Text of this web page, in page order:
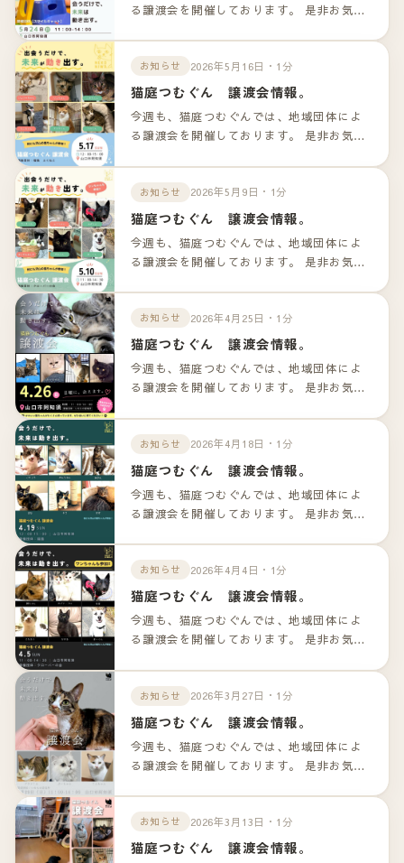
る譲渡会を開催しております。 是非お気軽
お知らせ 2026年5月16日・1分
猫庭つむぐん 譲渡会情報。
今週も、猫庭つむぐんでは、地域団体によ
る譲渡会を開催しております。 是非お気軽
ンクよりご確認下さいませ。
お知らせ 2026年5月9日・1分
猫庭つむぐん 譲渡会情報。
今週も、猫庭つむぐんでは、地域団体によ
る譲渡会を開催しております。 是非お気軽
お知らせ 2026年4月25日・1分
猫庭つむぐん 譲渡会情報。
今週も、猫庭つむぐんでは、地域団体によ
る譲渡会を開催しております。 是非お気軽
ンクよりご確認下さいませ。
お知らせ 2026年4月18日・1分
猫庭つむぐん 譲渡会情報。
今週も、猫庭つむぐんでは、地域団体によ
る譲渡会を開催しております。 是非お気軽
お知らせ 2026年4月4日・1分
猫庭つむぐん 譲渡会情報。
今週も、猫庭つむぐんでは、地域団体によ
る譲渡会を開催しております。 是非お気軽
ンクよりご確認下さいませ。
お知らせ 2026年3月27日・1分
猫庭つむぐん 譲渡会情報。
今週も、猫庭つむぐんでは、地域団体によ
る譲渡会を開催しております。 是非お気軽
お知らせ 2026年3月13日・1分
猫庭つむぐん 譲渡会情報。